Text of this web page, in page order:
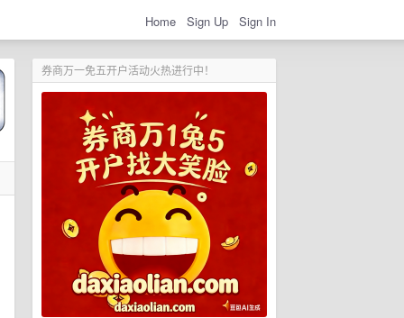
Home Sign Up Sign In
券商万一免五开户活动火热进行中！